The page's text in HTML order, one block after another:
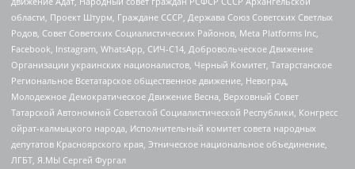
области, Проект Штурм, Граждане СССР, Держава Союз Советских Светлых
Родов, Совет Советских Социалистических Районов, Meta Platforms Inc,
Facebook, Instagram, WhatsApp, СИЧ-С14, Добровольческое Движение
Организации украинских националистов, Черный Комитет, Татарстанское
Региональное Всетатарское общественное движение, Невоград,
Молодежное Демократическое Движение Весна, Верховный Совет
Татарской Автономной Советской Социалистической Республики, Конгресс
ойрат-калмыцкого народа, Исполнительный комитет совета народных
депутатов Красноярского края, Этническое национальное объединение,
ЛГБТ, Я.МЫ Сергей Фургал